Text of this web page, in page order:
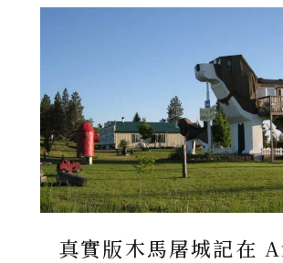
真實版木馬屠城記在